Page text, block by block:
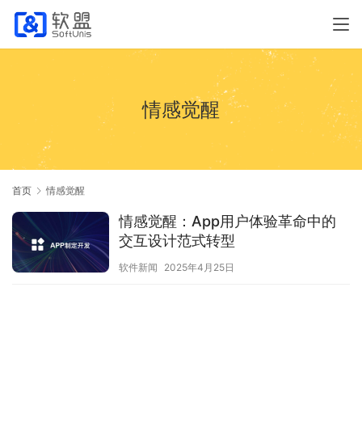
情感觉醒
首页 情感觉醒
情感觉醒：App用户体验革命中的
交互设计范式转型
软件新闻 2025年4月25日